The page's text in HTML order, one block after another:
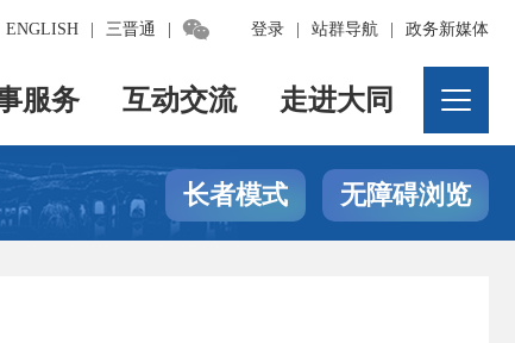
登录 站群导航 政务新媒体
ENGLISH 三晋通 
服务 互动交流 走进大同
长者模式 无障碍浏览